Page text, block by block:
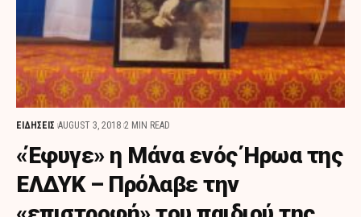
ΕΙΔΗΣΕΙΣ AUGUST 3, 2018 2 MIN READ
«Έφυγε» η Μάνα ενός Ήρωα της
ΕΛΔΥΚ – Πρόλαβε την